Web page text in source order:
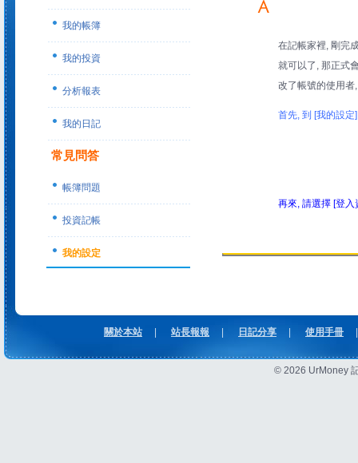
我的帳簿
我的投資
分析報表
我的日記
常見問答
帳簿問題
投資記帳
我的設定
在記帳家裡, 剛完
就可以了, 那正式
改了帳號的使用者
首先, 到 [我的設定
再來, 請選擇 [登
關於本站 站長報報 日記分享 使用手冊
© 2026 UrMoney